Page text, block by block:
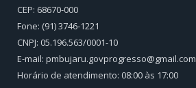
CEP: 68670-000
Fone: (91) 3746-1221
CNPJ: 05.196.563/0001-10
E-mail: pmbujaru.govprogresso@gmail.com
Horário de atendimento: 08:00 às 17:00